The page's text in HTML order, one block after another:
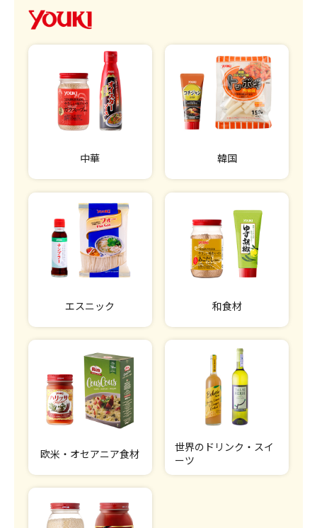
中華 韓国
エスニック 和食材
欧米・オセアニア食材
世界のドリンク・スイ
ーツ